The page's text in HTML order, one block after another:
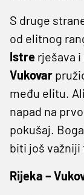
S druge
od elitnog
Istre rješava
Vukovar
među elitu.
napad na
pokušaj.
biti još važniji
Rijeka –